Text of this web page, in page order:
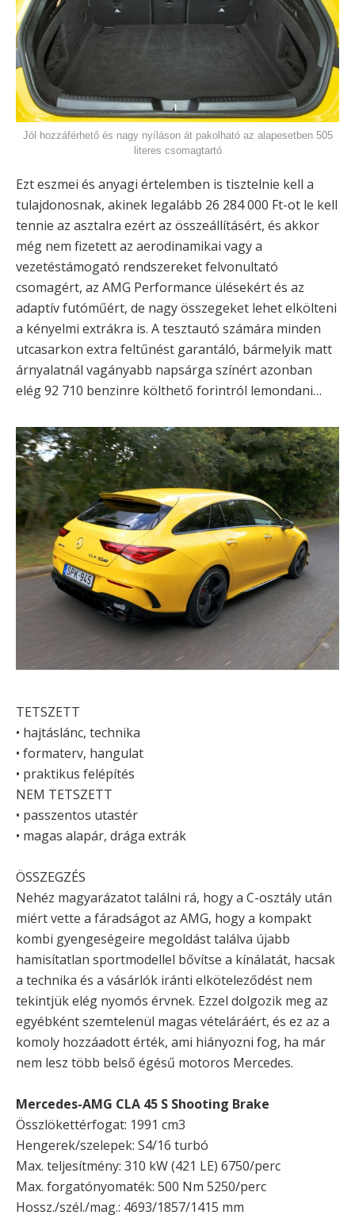
Jól hozzáférhető és nagy nyíláson át pakolható az alapesetben 505
literes csomagtartó
Ezt eszmei és anyagi értelemben is tisztelnie kell a
tulajdonosnak, akinek legalább 26 284 000 Ft-ot le kell
tennie az asztalra ezért az összeállításért, és akkor
még nem fizetett az aerodinamikai vagy a
vezetéstámogató rendszereket felvonultató
csomagért, az AMG Performance ülésekért és az
adaptív futóműért, de nagy összegeket lehet elkölteni
a kényelmi extrákra is. A tesztautó számára minden
utcasarkon extra feltűnést garantáló, bármelyik matt
árnyalatnál vagányabb napsárga színért azonban
elég 92 710 benzinre költhető forintról lemondani…
TETSZETT
• hajtáslánc, technika
• formaterv, hangulat
• praktikus felépítés
NEM TETSZETT
• passzentos utastér
• magas alapár, drága extrák
ÖSSZEGZÉS
Nehéz magyarázatot találni rá, hogy a C-osztály után
miért vette a fáradságot az AMG, hogy a kompakt
kombi gyengeségeire megoldást találva újabb
hamisítatlan sportmodellel bővítse a kínálatát, hacsak
a technika és a vásárlók iránti elköteleződést nem
tekintjük elég nyomós érvnek. Ezzel dolgozik meg az
egyébként szemtelenül magas vételáráért, és ez az a
komoly hozzáadott érték, ami hiányozni fog, ha már
nem lesz több belső égésű motoros Mercedes.
Mercedes-AMG CLA 45 S Shooting Brake
Összlökettérfogat: 1991 cm3
Hengerek/szelepek: S4/16 turbó
Max. teljesítmény: 310 kW (421 LE) 6750/perc
Max. forgatónyomaték: 500 Nm 5250/perc
Hossz./szél./mag.: 4693/1857/1415 mm